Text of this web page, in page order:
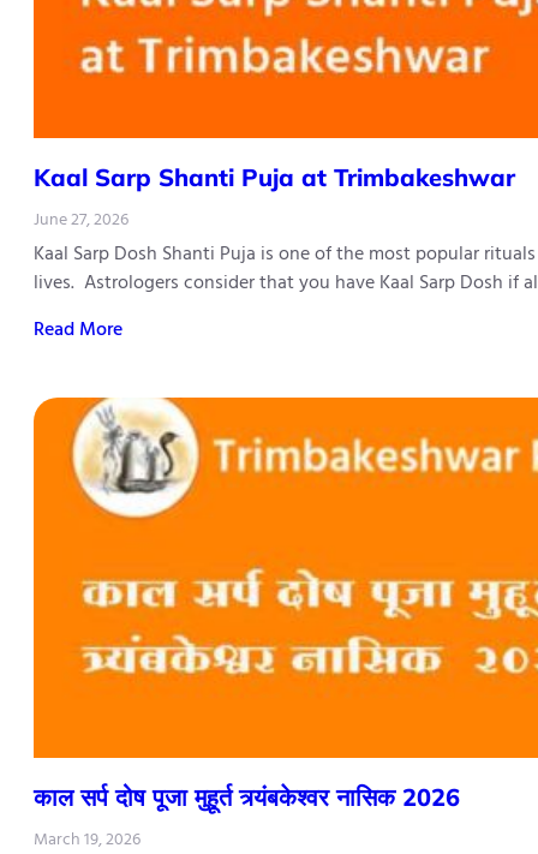
Kaal Sarp Shanti Puja at Trimbakeshwar
June 27, 2026
Kaal Sarp Dosh Shanti Puja is one of the most popular
lives. Astrologers consider that you have Kaal Sarp Dosh
Read More
काल सर्प दोष पूजा मुहूर्त त्र्यंबकेश्वर नासिक 2026
March 19, 2026